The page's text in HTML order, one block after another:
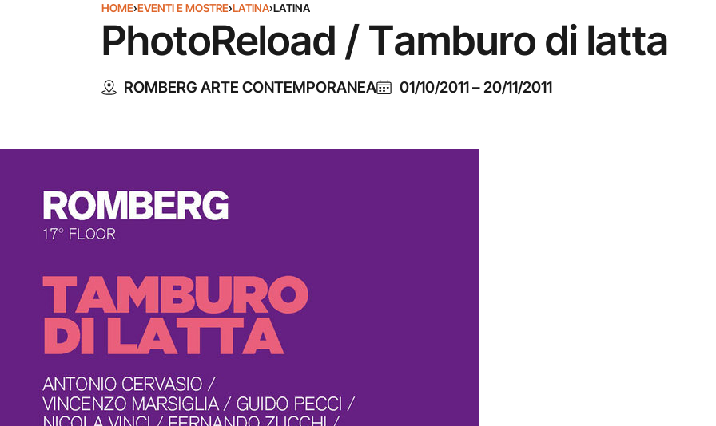
HOME›EVENTI E MOSTRE›LATINA›LATINA
PhotoReload / Tamburo di latta
ROMBERG ARTE CONTEMPORANEA 01/10/2011–20/11/2011